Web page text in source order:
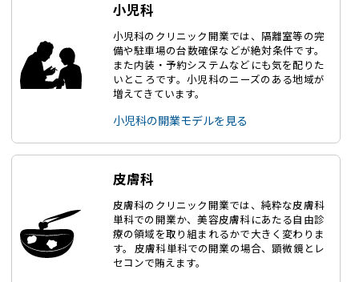
小児科
小児科のクリニック開業では、隔離室等の完
備や駐車場の台数確保などが絶対条件です。
また内装・予約システムなどにも気を配りた
いところです。小児科のニーズのある地域が
増えてきています。
小児科の開業モデルを見る
皮膚科
皮膚科のクリニック開業では、純粋な皮膚科
単科での開業か、美容皮膚科にあたる自由診
療の領域を取り組まれるかで大きく変わりま
す。 皮膚科単科での開業の場合、顕微鏡とレ
セコンで賄えます。